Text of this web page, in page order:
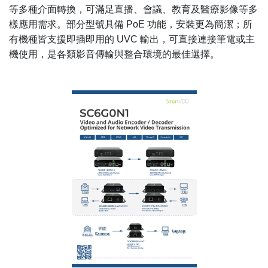
等多種介面轉換，可滿足直播、會議、教育及醫療影像等多
樣應用需求。部分型號具備 PoE 功能，安裝更為簡潔；所
有機種皆支援即插即用的 UVC 輸出，可直接連接筆電或主
機使用，是各類影音傳輸與整合環境的最佳選擇。